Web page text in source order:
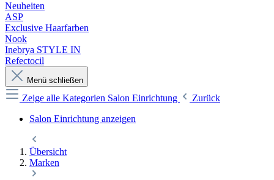
Neuheiten
ASP
Exclusive Haarfarben
Nook
Inebrya STYLE IN
Refectocil
Menü schließen
Zeige alle Kategorien Salon Einrichtung
Zurück
Salon Einrichtung anzeigen
Übersicht
Marken